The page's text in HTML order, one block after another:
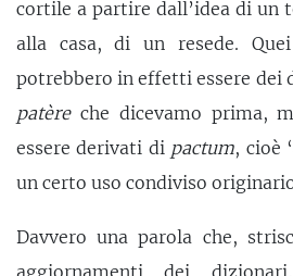
cortile a partire dall’idea di un
alla casa, di un resede.
potrebbero in effetti essere dei
patèreche dicevamo prima,
essere derivati di pactum, cioè
un certo uso condiviso
Davvero una parola che,
aggiornamenti dei